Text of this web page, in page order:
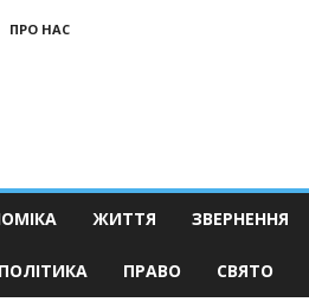
ПРО НАС
ЖИТТЯ ЗВЕРНЕННЯ
ПОЛІТИКА ПРАВО СВЯТО